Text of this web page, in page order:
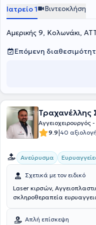
έχει συμμετάσχει ως
Αγγειοχειρουργικής.
Αγγειακής &
Γερμανίας
της ειδικότητας
Αορτής & Περιφερικής
Κλινική του Αμβούργου
Ιατρείο 1 Βιντεοκλήση
Αμερικής 9, Κολωνάκι,
Επόμενη
Τραχανέλλης
Αγγειοχειρουργός
9.9|40
Ανεύρυσμα
Σχετικά με τον ειδικό
Laser κιρσών,
Απλή επίσκεψη